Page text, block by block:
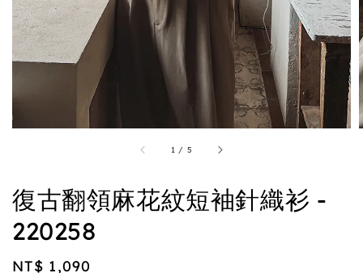
1 / 5
復古翻領麻花紋短袖針織衫 -
220258
Regular
NT$ 1,090